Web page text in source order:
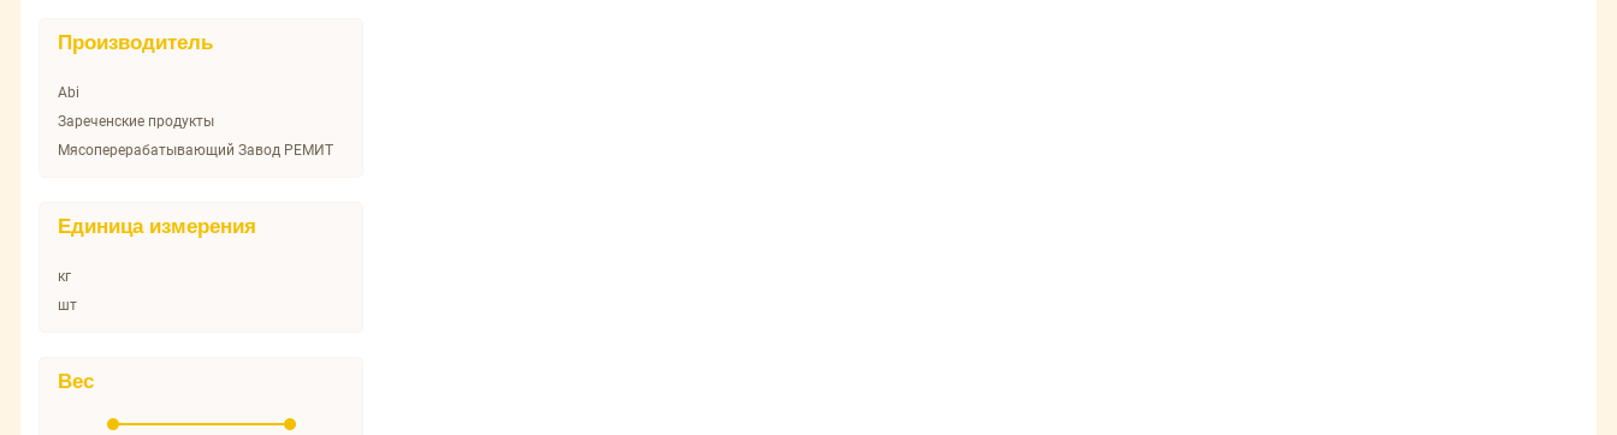
Производитель
Abi
Зареченские продукты
Мясоперерабатывающий Завод РЕМИТ
Единица измерения
кг
шт
Вес